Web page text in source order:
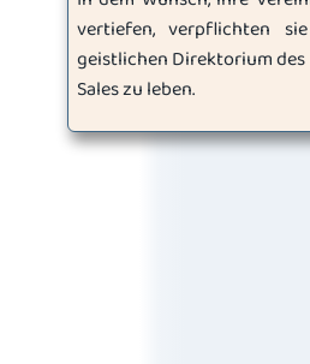
vertiefen, verpflichten
geistlichen Direktorium
Sales zu leben.